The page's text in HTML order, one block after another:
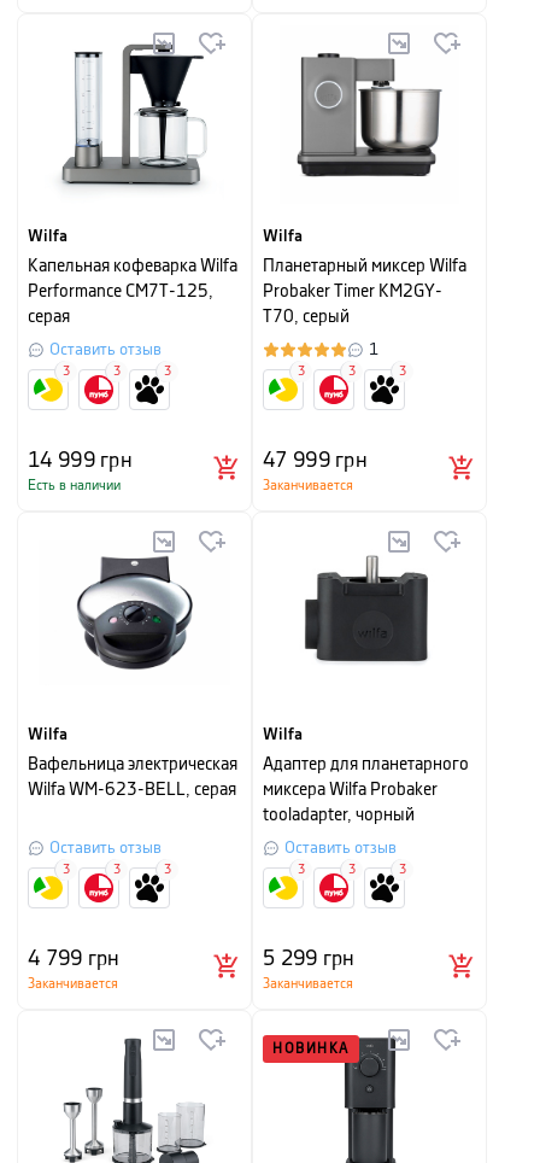
Wilfa
Капельная кофеварка Wilfa
Performance CM7T-125,
серая
Оставить отзыв
14 999грн
Есть в наличии
3 3 3
Wilfa
Планетарный миксер Wilfa
Probaker Timer KM2GY-
T70, серый
1
47 999грн
Заканчивается
3 3 3
Wilfa
Вафельница электрическая
Wilfa WM-623-BELL, серая
Оставить отзыв
4 799 грн
Заканчивается
3 3 3
Wilfa
Адаптер для планетарного
миксера Wilfa Probaker
tooladapter, чорный
Оставить отзыв
5 299 грн
Заканчивается
3 3 3
НОВИНКА